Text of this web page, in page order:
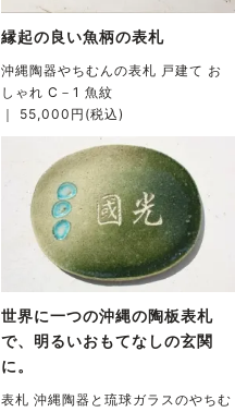
縁起の良い魚柄の表札
沖縄陶器やちむんの表札 戸建て お
しゃれ C－1 魚紋
｜ 55,000円(税込)
世界に一つの沖縄の陶板表札
で、明るいおもてなしの玄関
に。
表札 沖縄陶器と琉球ガラスのやちむ